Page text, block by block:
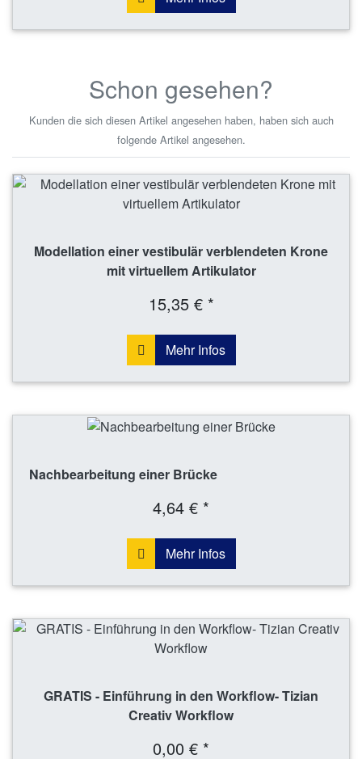
Schon gesehen?
Kunden die sich diesen Artikel angesehen haben, haben sich auch
folgende Artikel angesehen.
Modellation einer vestibulär verblendeten Krone
mit virtuellem Artikulator
15,35 € *
Mehr Infos
Nachbearbeitung einer Brücke
4,64 € *
Mehr Infos
GRATIS - Einführung in den Workflow- Tizian
Creativ Workflow
0,00 € *